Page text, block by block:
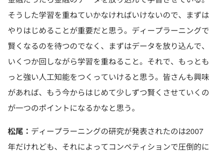
そうした学習を重ねていかなければいけないので、まずは
やりはじめることが重要だと思う。ディープラーニングで
賢くなるのを待つのでなく、まずはデータを放り込んで、
いくつか回しながら学習を重ねること。それで、もっとも
っと強い人工知能をつくっていけると思う。皆さんも興味
があれば、もう今からはじめて少しずつ賢くさせていくの
が一つのポイントになるかなと思う。
松尾： ディープラーニングの研究が発表されたのは2007
年だけれども、それによってコンペティションで圧倒的に